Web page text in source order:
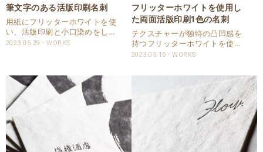
筆文字のある活版印刷名刺
用紙にフリッターホワイトを使
い、活版印刷と小口染めをした
名刺を請け賜わりました。 筆文
が掠れとなって独特の雰囲気に
仕上がりました。 仕様..
2023.05.29 WORKS
フリッターホワイトを使用し
た両面活版印刷1色の名刺
テクスチャーが独特の凸凹感を
持つフリッターホワイトを使用
した活版印刷の名刺を承りまし
刷時の強い印圧を掛けても掠れ
ることがあります。 干渉を抑え
ながらも両面にしっかりと印圧
を入れて仕上げていま..
2023.05.16 WORKS